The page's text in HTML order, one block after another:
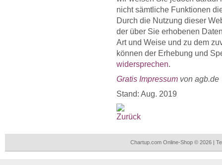
nicht sämtliche Funktionen
Durch die Nutzung dieser
der über Sie erhobenen
Art und Weise und zu dem
können der Erhebung und
widersprechen.
Gratis Impressum von agb.de
Stand: Aug. 2019
Chartup.com Online-Shop © 2026 |